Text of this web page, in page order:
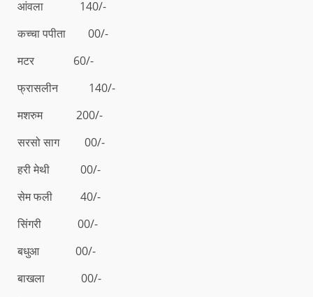
आंवला 140/-
कच्चा पपीता 00/-
मटर 60/-
फ्रासलीन 140/-
मशरुम 200/-
सरसो साग 00/-
हरी मेथी 00/-
सेम फली 40/-
सिंगरी 00/-
बधुआ 00/-
बाखला 00/-